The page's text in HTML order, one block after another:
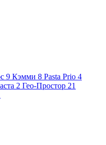
9 Кэмми 8 Pasta Prio 4
2 Гео-Простор 21